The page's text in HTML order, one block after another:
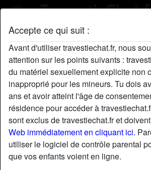
Accepte ce qui suit :
Avant d'utiliser travestiechat.fr, nous
attention sur les points suivants :
du matériel sexuellement explicite non
inapproprié pour les mineurs. Tu dois
ans et avoir atteint l'âge de
résidence pour accéder à
sont exclus de travestiechat.fr et doivent
Web immédiatement en cliquant ici.
utiliser le logiciel de contrôle parental
que vos enfants voient en ligne.
Profil de Chantal90